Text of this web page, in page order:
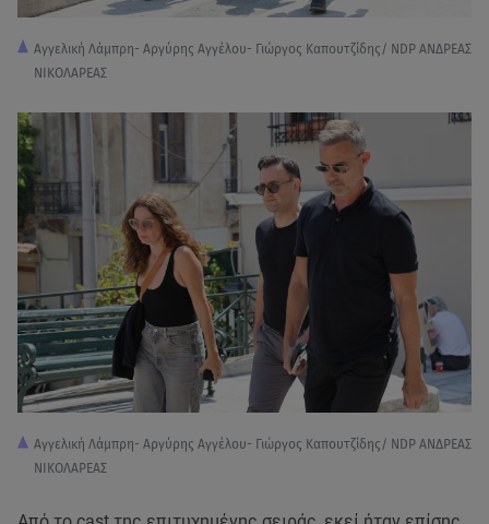
Αγγελική Λάμπρη- Αργύρης Αγγέλου- Γιώργος Καπουτζίδης/ NDP ΑΝΔΡΕΑΣ
ΝΙΚΟΛΑΡΕΑΣ
Αγγελική Λάμπρη- Αργύρης Αγγέλου- Γιώργος Καπουτζίδης/ NDP ΑΝΔΡΕΑΣ
ΝΙΚΟΛΑΡΕΑΣ